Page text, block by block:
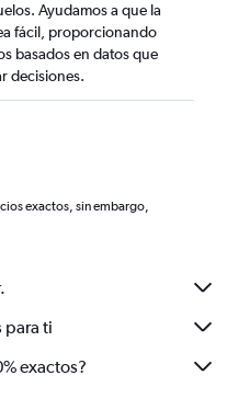
Ayudamos a que la
fácil, proporcionando
basados en datos que
decisiones.
exactos, sin embargo,
para ti
exactos?